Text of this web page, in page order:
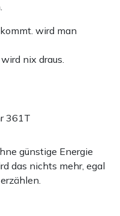
wird man
nix draus.
361T
günstige Energie
das nichts mehr, egal